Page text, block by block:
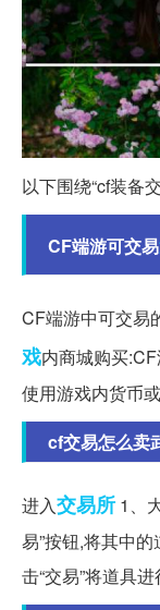
以下围绕“cf装备
CF端游可交易
CF端游中可交易
戏内商城购买
使用游戏内货币
cf交易怎么卖
进入交易所 1、
易”按钮,将其中
击“交易”将道具